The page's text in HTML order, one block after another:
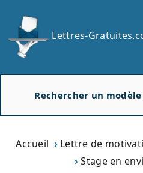
Lettres-
Accueil Lettre de
Stage en